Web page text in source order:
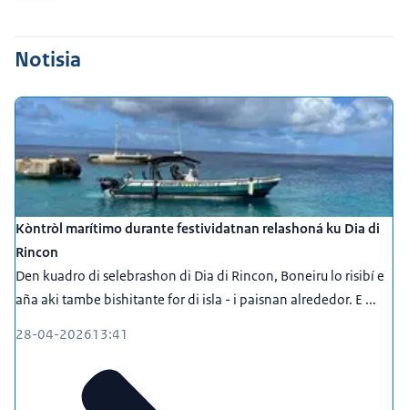
Notisia
Kòntròl marítimo durante festividatnan relashoná ku Dia di
Rincon
Den kuadro di selebrashon di Dia di Rincon, Boneiru lo risibí e
aña aki tambe bishitante for di isla - i paisnan alrededor. E ...
28-04-202613:41